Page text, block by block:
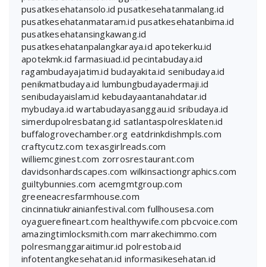
pusatkesehatansolo.id pusatkesehatanmalang.id
pusatkesehatanmataram.id pusatkesehatanbima.id
pusatkesehatansingkawang.id
pusatkesehatanpalangkaraya.id apotekerku.id
apotekmk.id farmasiuad.id pecintabudaya.id
ragambudayajatim.id budayakita.id senibudaya.id
penikmatbudaya.id lumbungbudayadermaji.id
senibudayaislam.id kebudayaantanahdatar.id
mybudaya.id wartabudayasanggau.id sribudaya.id
simerdupolresbatang.id satlantaspolresklaten.id
buffalogrovechamber.org eatdrinkdishmpls.com
craftycutz.com texasgirlreads.com
williemcginest.com zorrosrestaurant.com
davidsonhardscapes.com wilkinsactiongraphics.com
guiltybunnies.com acemgmtgroup.com
greeneacresfarmhouse.com
cincinnatiukrainianfestival.com fullhousesa.com
oyaguerefineart.com healthywife.com pbcvoice.com
amazingtimlocksmith.com marrakechimmo.com
polresmanggaraitimur.id polrestoba.id
infotentangkesehatan.id informasikesehatan.id